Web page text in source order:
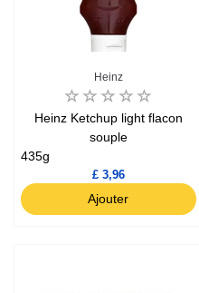
Heinz
Heinz Ketchup light flacon
souple
435g
£ 3,96
Ajouter